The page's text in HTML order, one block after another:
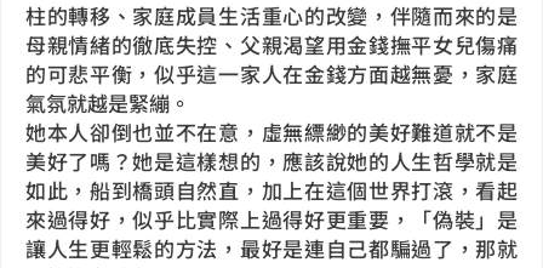
柱的轉移、家庭成員生活重心的改變，伴隨而來的是
母親情緒的徹底失控、父親渴望用金錢撫平女兒傷痛
的可悲平衡，似乎這一家人在金錢方面越無憂，家庭
氣氛就越是緊繃。
她本人卻倒也並不在意，虛無縹緲的美好難道就不是
美好了嗎？她是這樣想的，應該說她的人生哲學就是
如此，船到橋頭自然直，加上在這個世界打滾，看起
來過得好，似乎比實際上過得好更重要，「偽裝」是
讓人生更輕鬆的方法，最好是連自己都騙過了，那就